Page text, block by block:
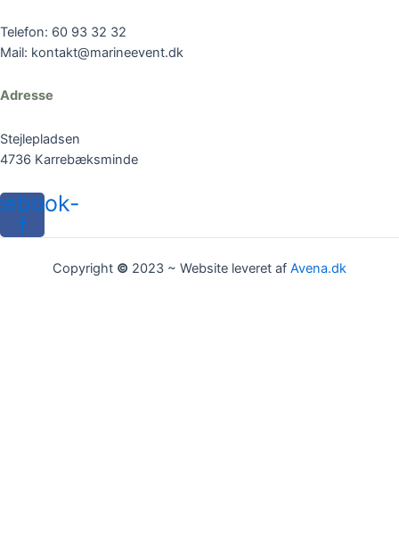
Telefon: 60 93 32 32
Mail: kontakt@marineevent.dk
Adresse
Stejlepladsen
4736 Karrebæksminde
f
Copyright © 2023 ~ Website leveret af Avena.dk